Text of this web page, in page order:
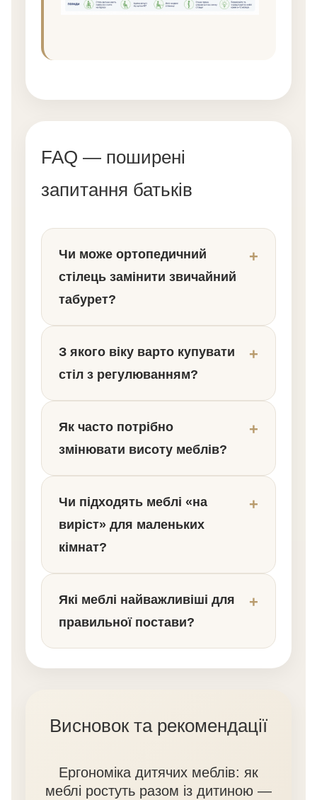
FAQ — поширені
запитання батьків
Чи може ортопедичний
стілець замінити звичайний
табурет?
З якого віку варто купувати
стіл з регулюванням?
Як часто потрібно
змінювати висоту меблів?
Чи підходять меблі «на
виріст» для маленьких
кімнат?
Які меблі найважливіші для
правильної постави?
Висновок та рекомендації
Ергономіка дитячих меблів: як
меблі ростуть разом із дитиною —